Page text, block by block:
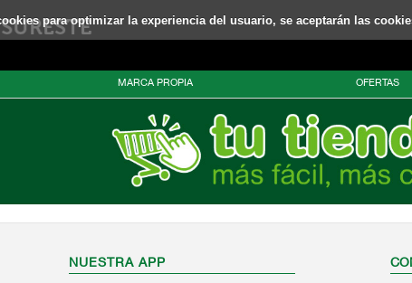
para optimizar la experiencia del usuario, se aceptarán las
MARCA PROPIA OFERTAS
NUESTRA APP